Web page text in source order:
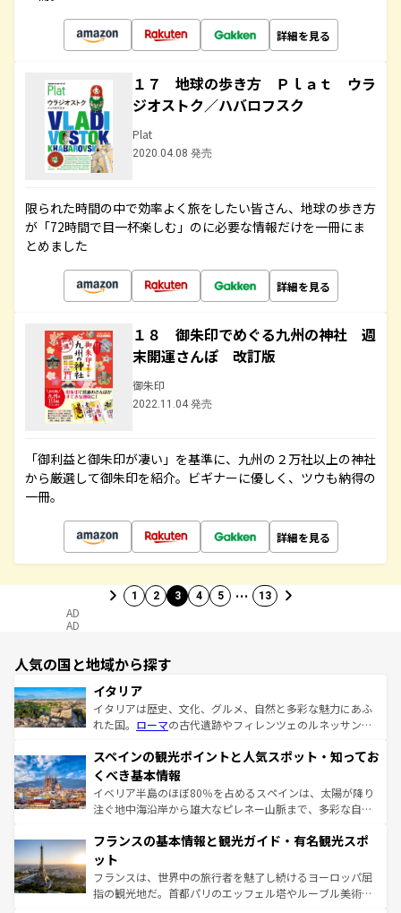
詳細を見る
１７ 地球の歩き方 Ｐｌａｔ ウラ
ジオストク／ハバロフスク
Plat
2020.04.08 発売
限られた時間の中で効率よく旅をしたい皆さん、地球の歩き方
が「72時間で目一杯楽しむ」のに必要な情報だけを一冊にま
とめました
詳細を見る
１８ 御朱印でめぐる九州の神社 週
末開運さんぽ 改訂版
御朱印
2022.11.04 発売
「御利益と御朱印が凄い」を基準に、九州の２万社以上の神社
から厳選して御朱印を紹介。ビギナーに優しく、ツウも納得の
一冊。
詳細を見る
1 2 3 4 5 … 13
AD
AD
人気の国と地域から探す
イタリア
イタリアは歴史、文化、グルメ、自然と多彩な魅力にあふ
れた国。 ローマの古代遺跡やフィレンツェのルネッサンス
ろん、トスカーナの美しい田園風景やアマルフィ海岸の絶
景など、自然景観も見逃せない。観光の合間には、本場の
ピザやパスタなど、絶品のイタリア料理を堪能することも
できる。朝目覚めてから夜眠るまで、すべての瞬間を楽し
なお、新着のイタリア情報はコンテンツ一覧を参照してほ
しい。
スペインの観光ポイントと人気スポット・知ってお
くべき基本情報
イベリア半島のほぼ80％を占めるスペインは、太陽が降り
注ぐ地中海沿岸から雄大なピレネー山脈まで、多彩な自然
文化が根付くこの国では、情熱的なフラメンコ、熱気あふ
れる闘牛、そして美味しいタパスが生活の一部となってい
る。首都マドリードの洗練された雰囲気や、バルセロナの
アートに溢れた街角から、地方では古代ローマ遺跡や中世
フランスの基本情報と観光ガイド・有名観光スポ
ット
フランスは、世界中の旅行者を魅了し続けるヨーロッパ屈
指の観光地だ。首都パリのエッフェル塔やルーブル美術館